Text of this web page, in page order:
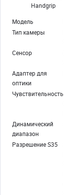
Handgrip
Модель
Тип камеры
Сенсор
Адаптер для
оптики
Чувствительность
Динамический
диапазон
Разрешение S35